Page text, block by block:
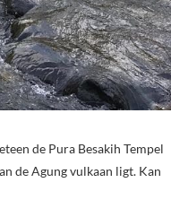
de Pura Besakih Tempel
de Agung vulkaan ligt. Kan